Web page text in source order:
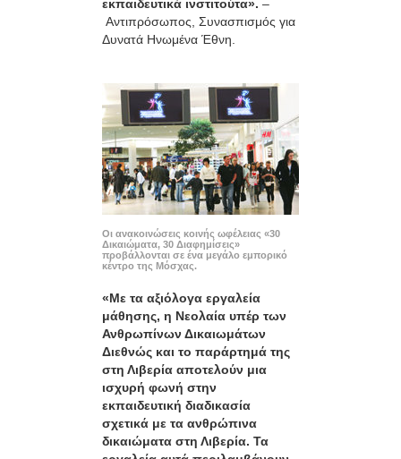
εκπαιδευτικά ινστιτούτα». –
Αντιπρόσωπος, Συνασπισμός για
Δυνατά Ηνωμένα Έθνη.
Οι ανακοινώσεις κοινής ωφέλειας «30
Δικαιώματα, 30 Διαφημίσεις»
προβάλλονται σε ένα μεγάλο εμπορικό
κέντρο της Μόσχας.
«Με τα αξιόλογα εργαλεία
μάθησης, η Νεολαία υπέρ των
Ανθρωπίνων Δικαιωμάτων
Διεθνώς και το παράρτημά της
στη Λιβερία αποτελούν μια
ισχυρή φωνή στην
εκπαιδευτική διαδικασία
σχετικά με τα ανθρώπινα
δικαιώματα στη Λιβερία. Τα